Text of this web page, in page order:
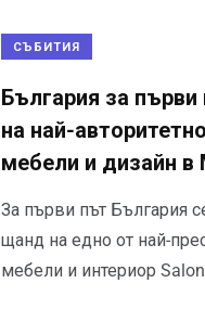
СЪБИТИЯ
България за
на най-
мебели и дизайн в
За първи път България
щанд на едно от най-
мебели и интериор